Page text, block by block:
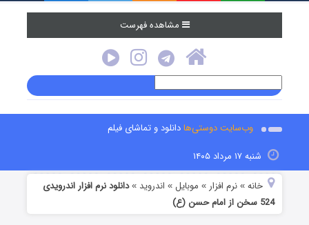
مشاهده فهرست
وب‌سایت دوستی‌هادانلود و تماشای فیلم
شنبه ۱۷ مرداد ۱۴۰۵
خانه »نرم افزار » موبایل » اندروید »دانلود نرم افزار اندرویدی
524 سخن از امام حسن (ع)